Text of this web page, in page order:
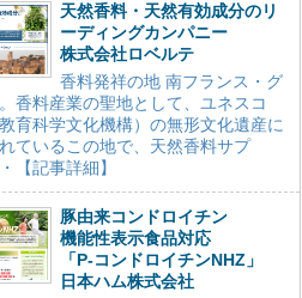
天然香料・天然有効成分のリ
ーディングカンパニー
株式会社ロベルテ
香料発祥の地 南フランス・グ
香料産業の聖地として、ユネスコ
教育科学文化機構）の無形文化遺産に
ているこの地で、天然香料サプ
【記事詳細】
豚由来コンドロイチン
機能性表示食品対応
「P-コンドロイチンNHZ」
日本ハム株式会社